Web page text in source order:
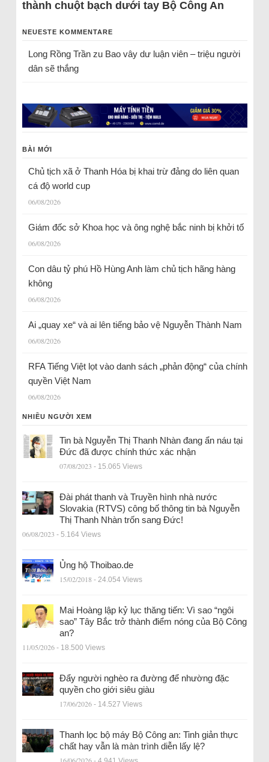
thành chuột bạch dưới tay Bộ Công An
NEUESTE KOMMENTARE
Long Rồng Trầnzu Bao vây dư luận viên – triệu người
dân sẽ thắng
BÀI MỚI
Chủ tịch xã ở Thanh Hóa bị khai trừ đảng do liên quan
cá độ world cup
06/08/2026
Giám đốc sở Khoa học và ông nghệ bắc ninh bị khởi tố
06/08/2026
Con dâu tỷ phú Hồ Hùng Anh làm chủ tịch hãng hàng
không
06/08/2026
Ai „quay xe“ và ai lên tiếng bảo vệ Nguyễn Thành Nam
06/08/2026
RFA Tiếng Việt lọt vào danh sách „phản động“ của chính
quyền Việt Nam
06/08/2026
NHIỀU NGƯỜI XEM
Tin bà Nguyễn Thị Thanh Nhàn đang ẩn náu tại
Đức đã được chính thức xác nhận
07/08/2023 - 15.065 Views
Đài phát thanh và Truyền hình nhà nước
Slovakia (RTVS) công bố thông tin bà Nguyễn
Thị Thanh Nhàn trốn sang Đức!
06/08/2023 - 5.164 Views
Ủng hộ Thoibao.de
15/02/2018 - 24.054 Views
Mai Hoàng lập kỷ lục thăng tiến: Vì sao “ngôi
sao” Tây Bắc trở thành điểm nóng của Bộ Công
an?
11/05/2026 - 18.500 Views
Đẩy người nghèo ra đường để nhường đặc
quyền cho giới siêu giàu
17/06/2026 - 14.527 Views
Thanh lọc bộ máy Bộ Công an: Tinh giản thực
chất hay vẫn là màn trình diễn lấy lệ?
16/06/2026